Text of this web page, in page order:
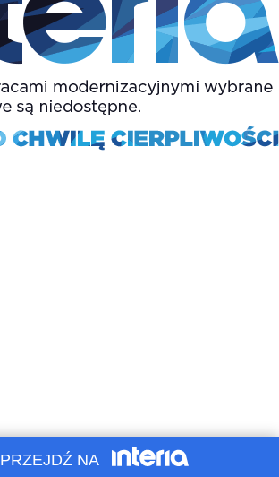
PRZEJDŹ NA